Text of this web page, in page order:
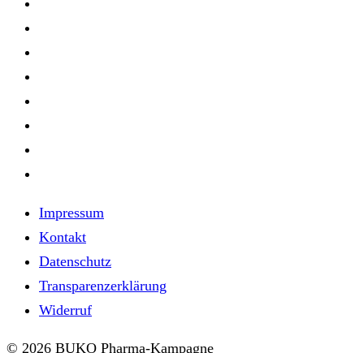
Impressum
Kontakt
Datenschutz
Transparenzerklärung
Widerruf
© 2026 BUKO Pharma-Kampagne